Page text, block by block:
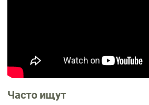
Часто ищут